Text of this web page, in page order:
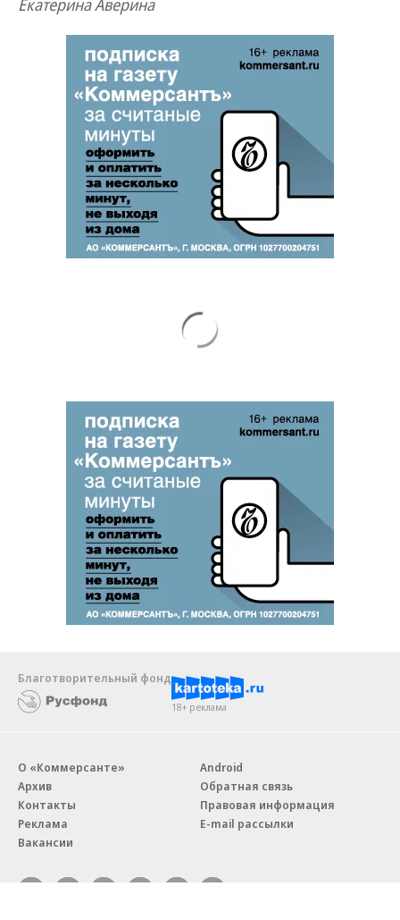
Екатерина Аверина
Благотворительный фонд
18+ реклама
О «Коммерсанте»
Архив
Контакты
Реклама
Вакансии
Android
Обратная связь
Правовая информация
E-mail рассылки